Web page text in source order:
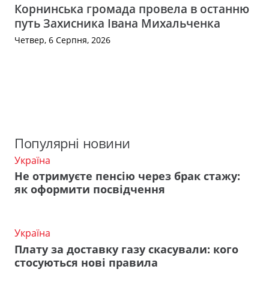
Корнинська громада провела в останню
путь Захисника Івана Михальченка
Четвер, 6 Серпня, 2026
Популярні новини
Україна
Не отримуєте пенсію через брак стажу:
як оформити посвідчення
Україна
Плату за доставку газу скасували: кого
стосуються нові правила